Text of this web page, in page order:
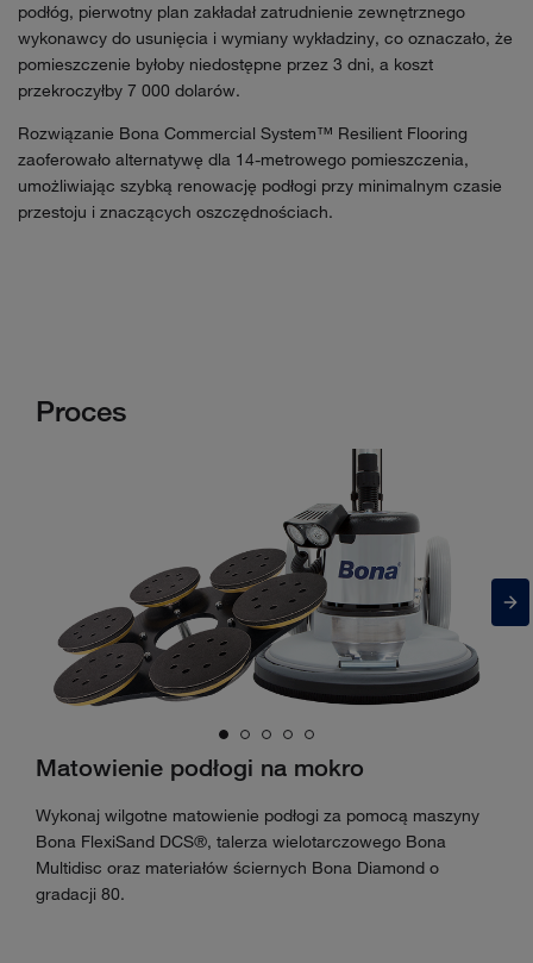
podłóg, pierwotny plan zakładał zatrudnienie zewnętrznego
wykonawcy do usunięcia i wymiany wykładziny, co oznaczało, że
pomieszczenie byłoby niedostępne przez 3 dni, a koszt
przekroczyłby 7 000 dolarów.
Rozwiązanie Bona Commercial System™ Resilient Flooring
zaoferowało alternatywę dla 14-metrowego pomieszczenia,
umożliwiając szybką renowację podłogi przy minimalnym czasie
przestoju i znaczących oszczędnościach.
Proces
Matowienie podłogi na mokro
Wykonaj wilgotne matowienie podłogi za pomocą maszyny
Bona FlexiSand DCS®, talerza wielotarczowego Bona
Multidisc oraz materiałów ściernych Bona Diamond o
gradacji 80.